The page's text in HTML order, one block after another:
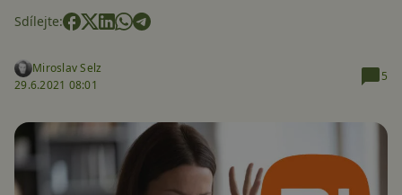
Sdílejte:
Miroslav Selz
29.6.2021 08:01
5